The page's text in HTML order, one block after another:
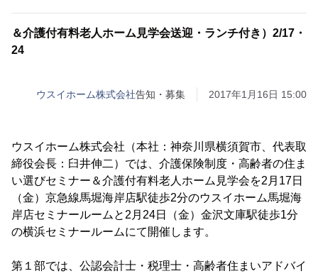
＆介護付有料老人ホーム見学会送迎・ランチ付き）2/17・
24
ウスイホーム株式会社告知・募集 2017年1月16日 15:00
ウスイホーム株式会社（本社：神奈川県横須賀市、代表取
締役会長：臼井伸二）では、介護保険制度・高齢者の住ま
い選びセミナー＆介護付有料老人ホーム見学会を2月17日
（金）京急線馬堀海岸店駅徒歩2分のウスイホーム馬堀海
岸店セミナールームと2月24日（金）金沢文庫駅徒歩1分
の横浜セミナールームにて開催します。
第１部では、公認会計士・税理士・高齢者住まいアドバイ